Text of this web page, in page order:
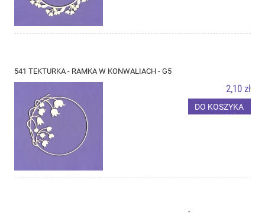
541 TEKTURKA - RAMKA W KONWALIACH - G5
2,10 zł
DO KOSZYKA